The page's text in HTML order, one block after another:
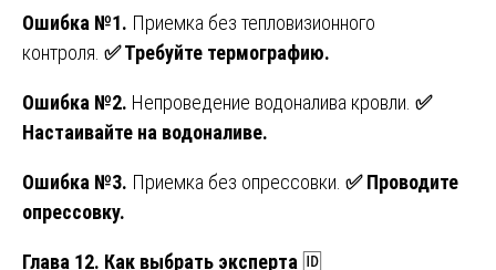
Ошибка №1. Приемка без тепловизионного
контроля. ✅Требуйте термографию.
Ошибка №2. Непроведение водоналива кровли. ✅
Настаивайте на водоналиве.
Ошибка №3. Приемка без опрессовки. ✅Проводите
опрессовку.
Глава 12. Как выбрать эксперта 🆔